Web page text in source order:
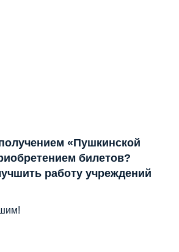
«Пушкинской
билетов?
работу учреждений